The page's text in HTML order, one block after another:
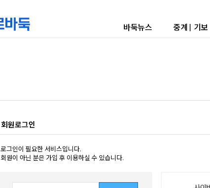
바둑뉴스 중계 | 기보
회원로그인
로그인이 필요한 서비스입니다.
회원이 아닌 분은 가입 후 이용하실 수 있습니다.